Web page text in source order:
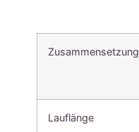
Zusammensetzung
Lauflänge